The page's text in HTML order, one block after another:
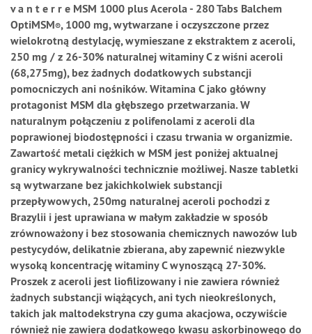
v a n t e r r e MSM 1000 plus Acerola - 280 Tabs Balchem
OptiMSM®, 1000 mg, wytwarzane i oczyszczone przez
wielokrotną destylację, wymieszane z ekstraktem z aceroli,
250 mg / z 26-30% naturalnej witaminy C z wiśni aceroli
(68,275mg), bez żadnych dodatkowych substancji
pomocniczych ani nośników. Witamina C jako główny
protagonist MSM dla głębszego przetwarzania. W
naturalnym połączeniu z polifenolami z aceroli dla
poprawionej biodostępności i czasu trwania w organizmie.
Zawartość metali ciężkich w MSM jest poniżej aktualnej
granicy wykrywalności technicznie możliwej. Nasze tabletki
są wytwarzane bez jakichkolwiek substancji
przepływowych, 250mg naturalnej aceroli pochodzi z
Brazylii i jest uprawiana w małym zakładzie w sposób
zrównoważony i bez stosowania chemicznych nawozów lub
pestycydów, delikatnie zbierana, aby zapewnić niezwykle
wysoką koncentrację witaminy C wynoszącą 27-30%.
Proszek z aceroli jest liofilizowany i nie zawiera również
żadnych substancji wiążących, ani tych nieokreślonych,
takich jak maltodekstryna czy guma akacjowa, oczywiście
również nie zawiera dodatkowego kwasu askorbinowego do